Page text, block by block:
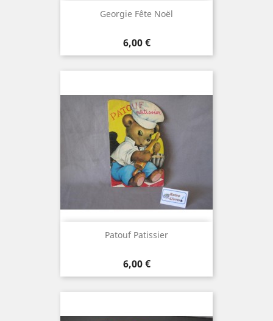
Georgie Fête Noël
Prix
6,00 €
Patouf Patissier
Prix
6,00 €